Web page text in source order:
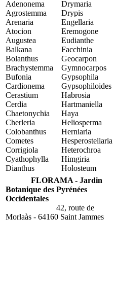
Adenonema
Agrostemma
Arenaria
Atocion
Augustea
Balkana
Bolanthus
Brachystemma
Bufonia
Cardionema
Cerastium
Cerdia
Chaetonychia
Cherleria
Colobanthus
Cometes
Corrigiola
Cyathophylla
Dianthus
Drymaria
Drypis
Engellaria
Eremogone
Eudianthe
Facchinia
Geocarpon
Gymnocarpos
Gypsophila
Gypsophiloides
Habrosia
Hartmaniella
Haya
Heliosperma
Herniaria
Hesperostellaria
Heterochroa
Himgiria
Holosteum
FLORAMA - Jardin
Botanique des Pyrénées
Occidentales
42, route de
Morlaàs - 64160 Saint Jammes